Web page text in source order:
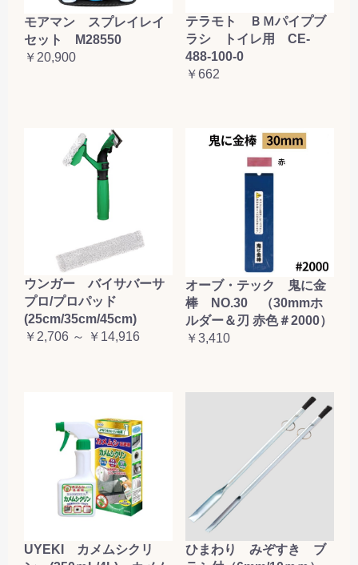
モアマン スプレイレイ
セット M28550
￥20,900
テラモト ＢＭパイプブ
ラシ トイレ用 CE-
488-100-0
￥662
ウンガー バイサバーサ
プロ/プロパッド
(25cm/35cm/45cm)
￥2,706 ～ ￥14,916
オーブ・テック 鬼に金
棒 NO.30 （30mmホ
ルダー＆刃 赤色＃2000）
￥3,410
UYEKI カメムシクリ
ひまわり みぞすき ブ